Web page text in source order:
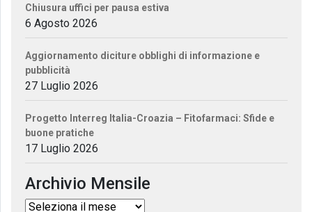
Chiusura uffici per pausa estiva
6 Agosto 2026
Aggiornamento diciture obblighi di informazione e
pubblicità
27 Luglio 2026
Progetto Interreg Italia-Croazia – Fitofarmaci: Sfide e
buone pratiche
17 Luglio 2026
Archivio Mensile